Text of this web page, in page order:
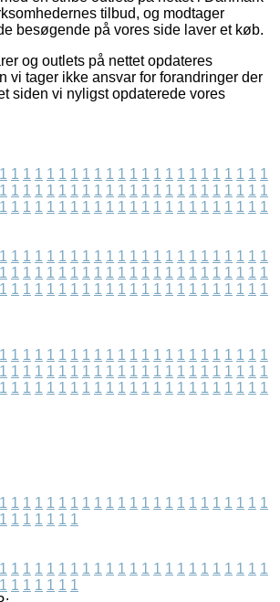
tilbud, og modtager
besøgende på vores side laver et køb.
og outlets på nettet opdateres
vi tager ikke ansvar for forandringer der
siden vi nyligst opdaterede vores
1 1 1 1 1 1 1 1 1 1 1 1 1 1 1 1 1 1 1 1 1 1 1
1 1 1 1 1 1 1 1 1 1 1 1 1 1 1 1 1 1 1 1 1 1 1
1 1 1 1 1 1 1 1 1 1 1 1 1 1 1 1 1 1 1 1 1 1 1
1 1 1 1 1 1 1 1 1 1 1 1 1 1 1 1 1 1 1 1 1 1 1
1 1 1 1 1 1 1 1 1 1 1 1 1 1 1 1 1 1 1 1 1 1 1
1 1 1 1 1 1 1 1 1 1 1 1 1 1 1 1 1 1 1 1 1 1 1
1 1 1 1 1 1 1 1 1 1 1 1 1 1 1 1 1 1 1 1 1 1 1
1 1 1 1 1 1 1 1 1 1 1 1 1 1 1 1 1 1 1 1 1 1 1
1 1 1 1 1 1 1 1 1 1 1 1 1 1 1 1 1 1 1 1 1 1 1
1 1 1 1 1 1 1 1 1 1 1 1 1 1 1 1 1 1 1 1 1 1 1
1 1 1 1 1 1 1
1 1 1 1 1 1 1 1 1 1 1 1 1 1 1 1 1 1 1 1 1 1 1
1 1 1 1 1 1 1